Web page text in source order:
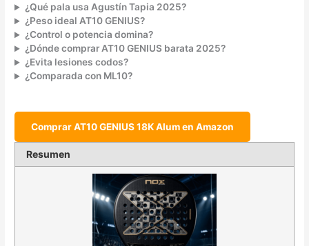
¿Qué pala usa Agustín Tapia 2025?
¿Peso ideal AT10 GENIUS?
¿Control o potencia domina?
¿Dónde comprar AT10 GENIUS barata 2025?
¿Evita lesiones codos?
¿Comparada con ML10?
Comprar AT10 GENIUS 18K Alum en Amazon
Resumen